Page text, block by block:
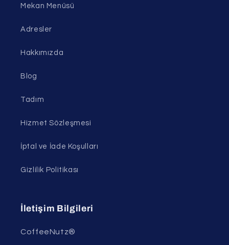
Mekan Menüsü
Adresler
Hakkımızda
Blog
Tadım
Hizmet Sözleşmesi
İptal ve İade Koşulları
Gizlilik Politikası
İletişim Bilgileri
CoffeeNutz®